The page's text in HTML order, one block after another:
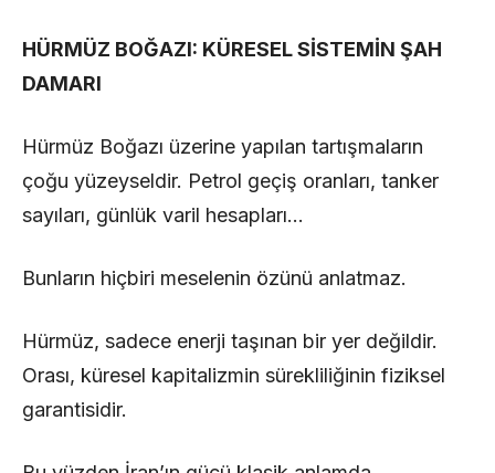
HÜRMÜZ BOĞAZI: KÜRESEL SİSTEMİN ŞAH
DAMARI
Hürmüz Boğazı üzerine yapılan tartışmaların
çoğu yüzeyseldir. Petrol geçiş oranları, tanker
sayıları, günlük varil hesapları…
Bunların hiçbiri meselenin özünü anlatmaz.
Hürmüz, sadece enerji taşınan bir yer değildir.
Orası, küresel kapitalizmin sürekliliğinin fiziksel
garantisidir.